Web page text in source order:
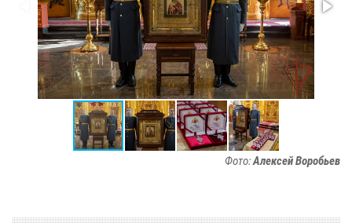
Фото:Алексей Воробьев